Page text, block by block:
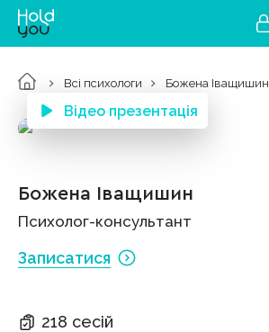
Всі психологи Божена Іващишин
Відео презентація
Божена Іващишин
Психолог-консультант
Записатися
218 сесій